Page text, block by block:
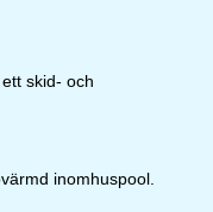
skid- och
inomhuspool.